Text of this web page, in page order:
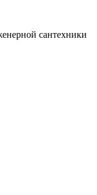
сантехники